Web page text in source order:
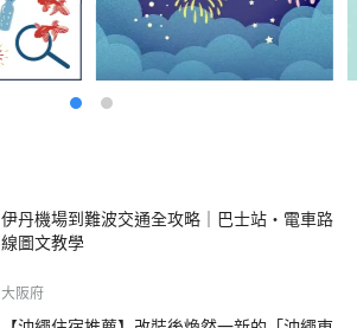
伊丹機場到難波交通全攻略｜巴士站・電車路
線圖文教學
大阪府